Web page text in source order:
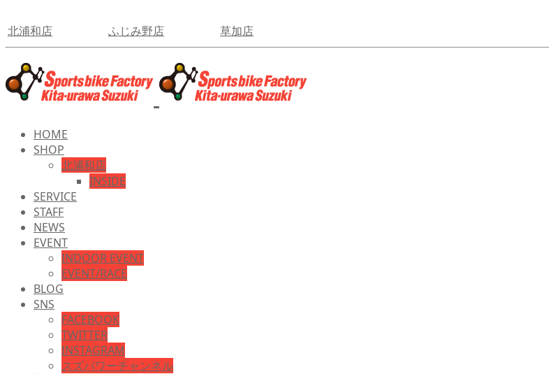
北浦和店 ふじみ野店 草加店
HOME
SHOP
北浦和店
INSIDE
SERVICE
STAFF
NEWS
EVENT
INDOOR EVENT
EVENT/RACE
BLOG
SNS
FACEBOOK
TWITTER
INSTAGRAM
スズパワーチャンネル